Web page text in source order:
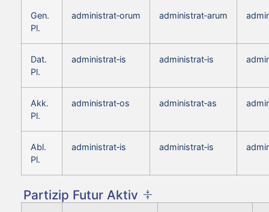
Gen.
Pl.
administrat‑orum administrat‑arum
Dat.
Pl.
administrat‑is administrat‑is
Akk.
Pl.
administrat‑os administrat‑as
Abl.
Pl.
administrat‑is administrat‑is
Partizip Futur Aktiv